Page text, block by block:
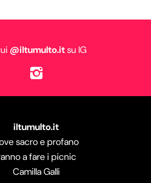
@iltumulto.itsu IG
iltumulto.it
sacro e profano
a fare i picnic
Camilla Galli